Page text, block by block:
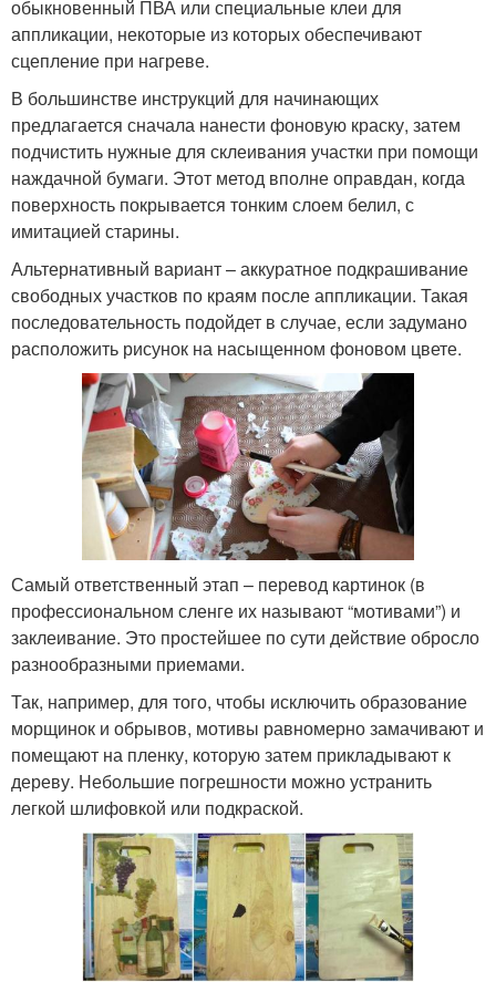
обыкновенный ПВА или специальные клеи для
аппликации, некоторые из которых обеспечивают
сцепление при нагреве.
В большинстве инструкций для начинающих
предлагается сначала нанести фоновую краску, затем
подчистить нужные для склеивания участки при помощи
наждачной бумаги. Этот метод вполне оправдан, когда
поверхность покрывается тонким слоем белил, с
имитацией старины.
Альтернативный вариант – аккуратное подкрашивание
свободных участков по краям после аппликации. Такая
последовательность подойдет в случае, если задумано
расположить рисунок на насыщенном фоновом цвете.
Самый ответственный этап – перевод картинок (в
профессиональном сленге их называют “мотивами”) и
заклеивание. Это простейшее по сути действие обросло
разнообразными приемами.
Так, например, для того, чтобы исключить образование
морщинок и обрывов, мотивы равномерно замачивают и
помещают на пленку, которую затем прикладывают к
дереву. Небольшие погрешности можно устранить
легкой шлифовкой или подкраской.